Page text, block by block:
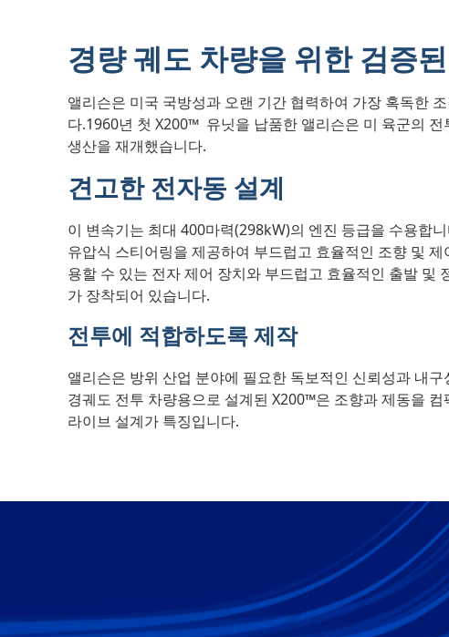
경량 궤도 차량을 위한 검증
앨리슨은 미국 국방성과 오랜 기간 협력하여 가장 혹독한
다.1960년 첫 X200™ 유닛을 납품한 앨리슨은 미 육군의
생산을 재개했습니다.
견고한 전자동 설계
이 변속기는 최대 400마력(298kW)의 엔진 등급을 수용합
유압식 스티어링을 제공하여 부드럽고 효율적인 조향 및
용할 수 있는 전자 제어 장치와 부드럽고 효율적인 출발 및
가 장착되어 있습니다.
전투에 적합하도록 제작
앨리슨은 방위 산업 분야에 필요한 독보적인 신뢰성과 내
경궤도 전투 차량용으로 설계된 X200™은 조향과 제동을
라이브 설계가 특징입니다.